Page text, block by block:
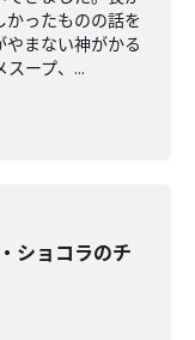
かったものの話を
まない神がかる
ープ、...
ショコラのチ